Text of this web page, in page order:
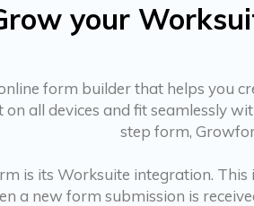
your
form builder that helps you
all devices and fit seamlessly
step form,
is its Worksuite integration.
a new form submission is